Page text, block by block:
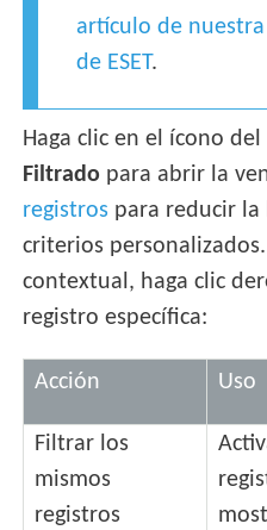
artículo de
de ESET.
Haga clic en el ícono
Filtrado para abrir la
registros para reducir la
criterios
contextual, haga clic
registro específica:
Acción Uso
Filtrar los
mismos
registros